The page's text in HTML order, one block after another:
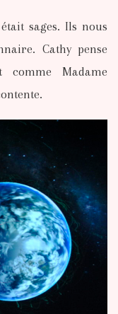
sages. Ils nous
Cathy pense
Madame